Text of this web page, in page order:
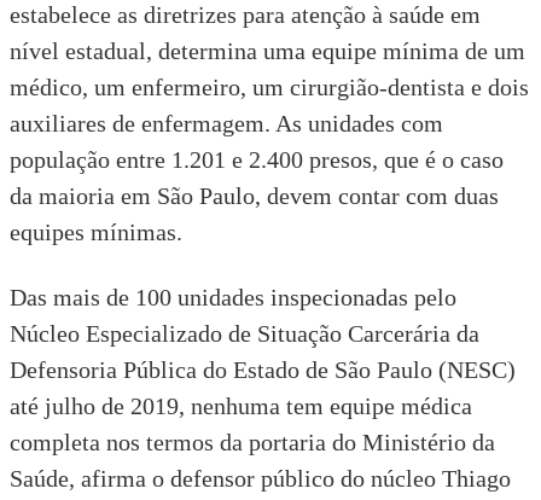
estabelece as diretrizes para atenção à saúde em
nível estadual, determina uma equipe mínima de um
médico, um enfermeiro, um cirurgião-dentista e dois
auxiliares de enfermagem. As unidades com
população entre 1.201 e 2.400 presos, que é o caso
da maioria em São Paulo, devem contar com duas
equipes mínimas.
Das mais de 100 unidades inspecionadas pelo
Núcleo Especializado de Situação Carcerária da
Defensoria Pública do Estado de São Paulo (NESC)
até julho de 2019, nenhuma tem equipe médica
completa nos termos da portaria do Ministério da
Saúde, afirma o defensor público do núcleo Thiago